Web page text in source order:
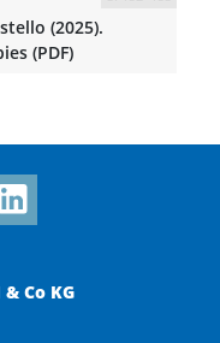
(2025).
(PDF)
Co KG